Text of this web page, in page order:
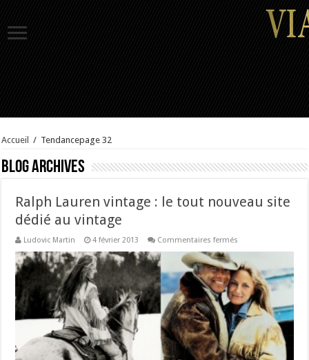
Accueil / Tendancepage 32
Blog Archives
Ralph Lauren vintage : le tout nouveau site
dédié au vintage
Ludovic Martin 4 février 2013 Commentaires fermés
vintage
:
le
tout
nouveau
site
dédié
vintage